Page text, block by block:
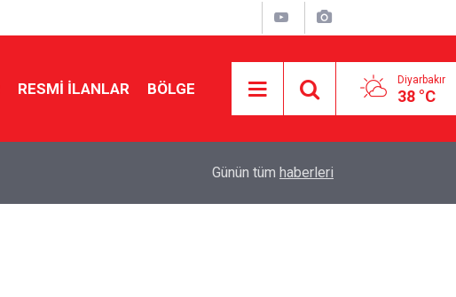
RESMI İLANLAR BÖLGE Diyarbakır
38 °C
Samuel Ballet imza için Diyarbakır’a geliyor
Günün tüm haberleri